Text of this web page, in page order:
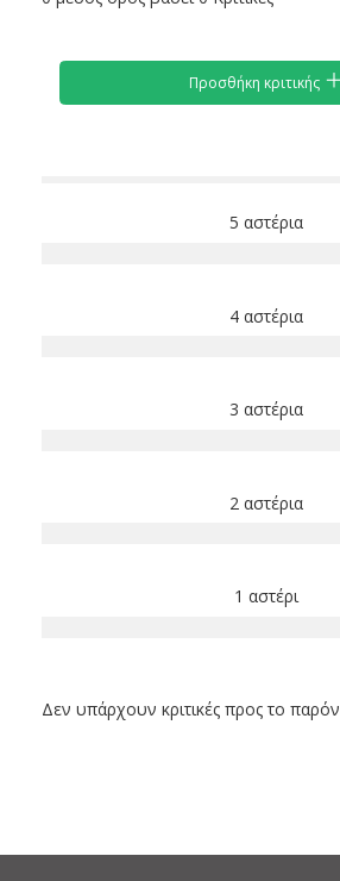
Προσθήκη κριτικής
5 αστέρια
4 αστέρια
3 αστέρια
2 αστέρια
1 αστέρι
Δεν υπάρχουν κριτικές προς το παρόν